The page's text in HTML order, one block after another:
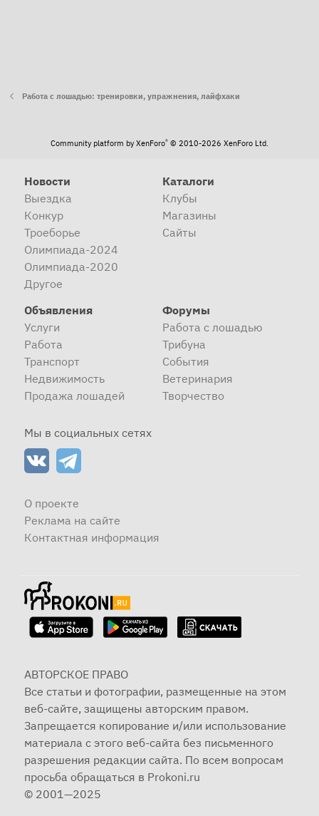
Работа с лошадью: тренировки, упражнения, лайфхаки
Community platform by XenForo® © 2010-2026 XenForo Ltd.
Новости
Выездка
Конкур
Троеборье
Олимпиада-2024
Олимпиада-2020
Другое
Каталоги
Клубы
Магазины
Сайты
Объявления
Услуги
Работа
Транспорт
Недвижимость
Продажа лошадей
Форумы
Работа с лошадью
Трибуна
События
Ветеринария
Творчество
Мы в социальных сетях
О проекте
Реклама на сайте
Контактная информация
АВТОРСКОЕ ПРАВО
Все статьи и фотографии, размещенные на этом
веб-сайте, защищены авторским правом.
Запрещается копирование и/или использование
материала с этого веб-сайта без письменного
разрешения редакции сайта. По всем вопросам
просьба обращаться в Prokoni.ru
© 2001—2025